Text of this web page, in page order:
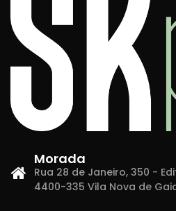
Morada
Rua 28 de Janeiro, 350 -
4400-335 Vila Nova de